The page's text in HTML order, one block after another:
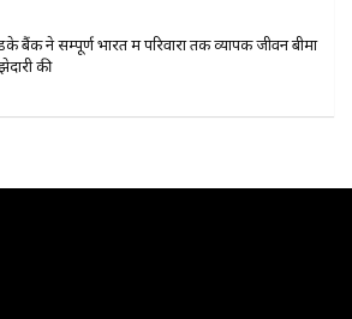
ने सम्पूर्ण भारत में परिवारों तक व्यापक जीवन बीमा
की